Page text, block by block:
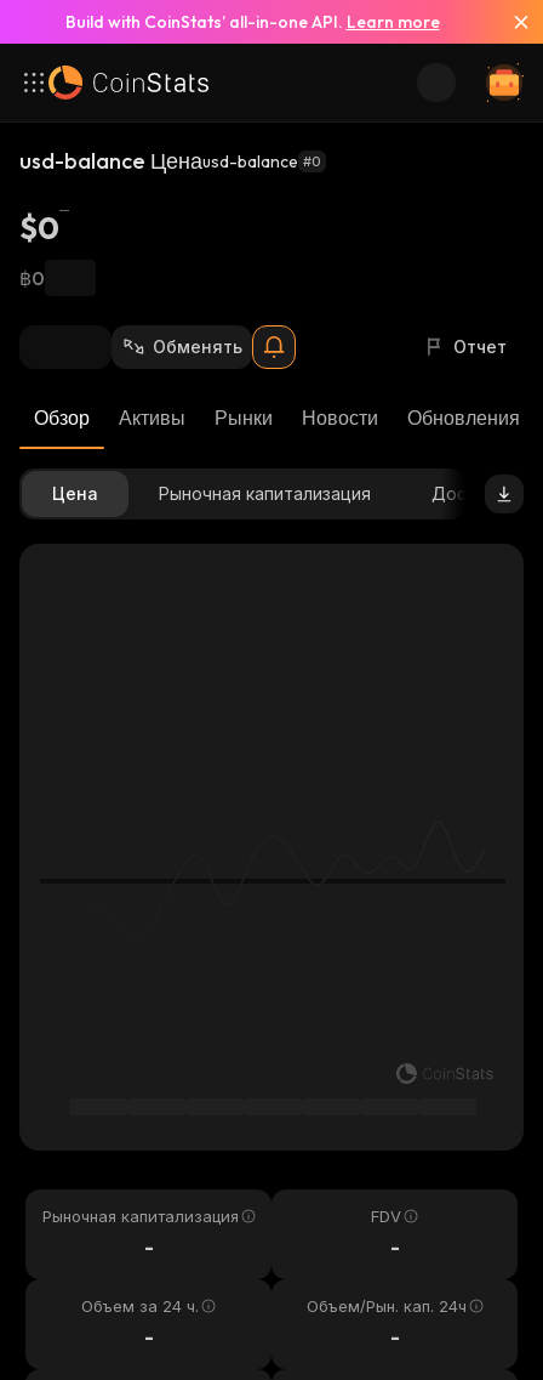
Build with CoinStats’ all-in-one API. Learn more
usd-balance Ценаusd-balance #0
$0
฿0
Обменять Отчет
Обзор Активы Рынки Новости Обновления
Цена Рыночная капитализация Доступное
Рыночная капитализация
-
FDV
-
Объем за 24 ч.
-
Объем/Рын. кап. 24ч
-